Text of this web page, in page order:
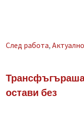
След работа, Aктуално
остави без